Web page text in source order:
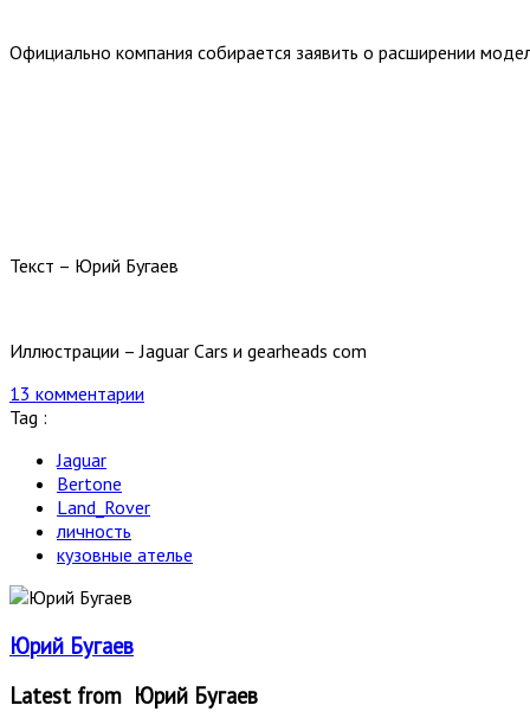
Официально компания собирается заявить о расширении
Текст – Юрий Бугаев
Иллюстрации – Jaguar Cars и gearheads com
13 комментарии
Tag :
Jaguar
Bertone
Land_Rover
личность
кузовные ателье
Юрий Бугаев
Latest from Юрий Бугаев